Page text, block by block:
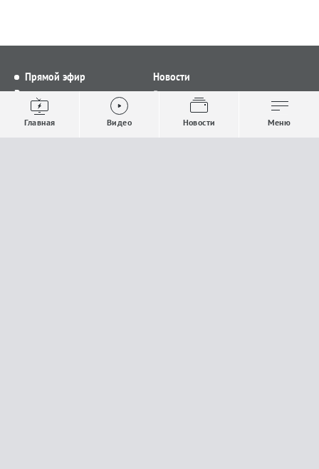
Прямой эфир
Видео
Выпуски новостей
Проекты
Новости
Все новости
Общество
Строительство и ЖКХ
Главная Видео Новости Меню